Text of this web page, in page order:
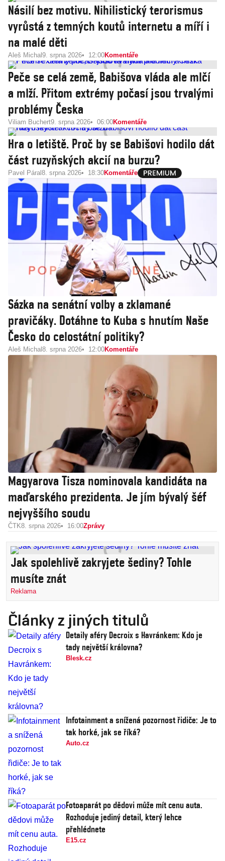
Násilí bez motivu. Nihilistický terorismus
vyrůstá z temných koutů internetu a míří i
na malé děti
Aleš Michal 9. srpna 2026 12:00Komentáře
Peče se celá země, Babišova vláda ale mlčí
a mlží. Přitom extrémy počasí jsou trvalými
problémy Česka
Viliam Buchert9. srpna 2026 06:00Komentáře
Hra o letiště. Proč by se Babišovi hodilo dát
část ruzyňských akcií na burzu?
Pavel Páral 8. srpna 2026 18:30Komentáře
Sázka na senátní volby a zklamané
pravičáky. Dotáhne to Kuba s hnutím Naše
Česko do celostátní politiky?
Aleš Michal 8. srpna 2026 12:00Komentáře
Magyarova Tisza nominovala kandidáta na
maďarského prezidenta. Je jím bývalý šéf
nejvyššího soudu
ČTK8. srpna 2026 16:00Zprávy
Jak spolehlivě zakryjete šediny? Tohle
musíte znát
Reklama
Články z jiných titulů
Detaily aféry Decroix s Havránkem: Kdo je
tady největší královna?
Blesk.cz
Infotainment a snížená pozornost řidiče: Je to
tak horké, jak se říká?
Auto.cz
Fotoaparát po dědovi může mít cenu auta.
Rozhoduje jediný detail, který lehce
přehlédnete
E15.cz